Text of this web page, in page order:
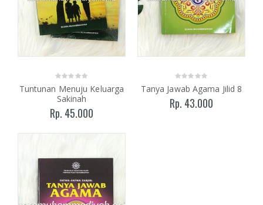
Tuntunan Menuju Keluarga
Sakinah
Rp. 45.000
Tanya Jawab Agama Jilid 8
Rp. 43.000